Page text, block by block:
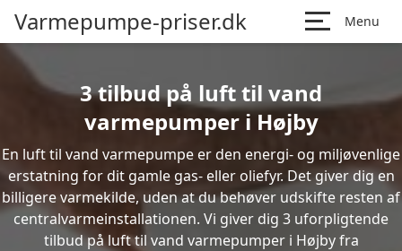
Varmepumpe-priser.dk Menu
3 tilbud på luft til vand
varmepumper i Højby
En luft til vand varmepumpe er den energi- og miljøvenlige
erstatning for dit gamle gas- eller oliefyr. Det giver dig en
billigere varmekilde, uden at du behøver udskifte resten af
centralvarmeinstallationen. Vi giver dig 3 uforpligtende
tilbud på luft til vand varmepumper i Højby fra